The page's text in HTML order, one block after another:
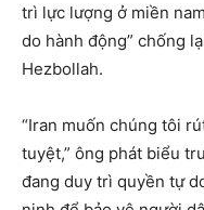
trì lực lượng ở miền
do hành động” chống
Hezbollah.
“Iran muốn chúng tôi
tuyệt,” ông phát biểu
đang duy trì quyền tự